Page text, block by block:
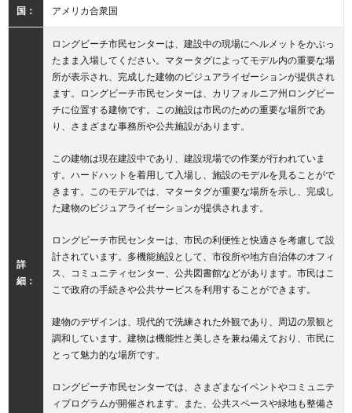
国： アメリカ合衆国
詳
細：
ロングビーチ市民センターは、建設中の現場にヘルメットをかぶっ
たまま入場してください。マタータグによってモデル内の重要な場
所が表示され、完成した建物のビジュアライゼーションが提供され
ます。ロングビーチ市民センターは、カリフォルニア州ロングビー
チに位置する建物です。この施設は市民のための重要な場所であ
り、さまざまな事務所や公共施設があります。
この建物は現在建設中であり、建設現場での作業が行われていま
す。ハードハットを着用して入場し、施設のモデルを見ることがで
きます。このモデルでは、マタータグが重要な場所を示し、完成し
た建物のビジュアライゼーションが提供されます。
ロングビーチ市民センターは、市民の利便性と快適さを考慮して設
計されています。多機能施設として、市役所や地方自治体のオフィ
ス、コミュニティセンター、公共図書館などがあります。市民はこ
こで政府の手続きや公共サービスを利用することができます。
建物のデザインは、現代的で洗練された外観であり、周辺の景観と
調和しています。建物は機能性と美しさを兼ね備えており、市民に
とって魅力的な場所です。
ロングビーチ市民センターでは、さまざまなイベントやコミュニテ
ィプログラムが開催されます。また、公共スペースや緑地も整備さ